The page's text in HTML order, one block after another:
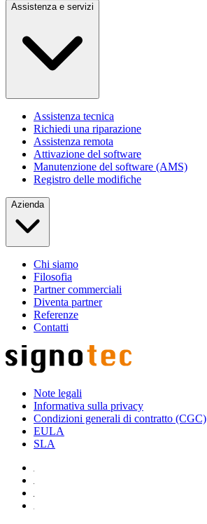
Assistenza e servizi
Assistenza tecnica
Richiedi una riparazione
Assistenza remota
Attivazione del software
Manutenzione del software (AMS)
Registro delle modifiche
Azienda
Chi siamo
Filosofia
Partner commerciali
Diventa partner
Referenze
Contatti
Note legali
Informativa sulla privacy
Condizioni generali di contratto (CGC)
EULA
SLA